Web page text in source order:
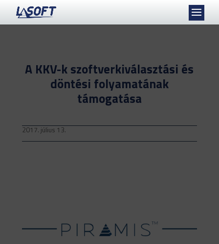
A KKV-k szoftverkiválasztási és
döntési folyamatának
támogatása
2017. július 13.